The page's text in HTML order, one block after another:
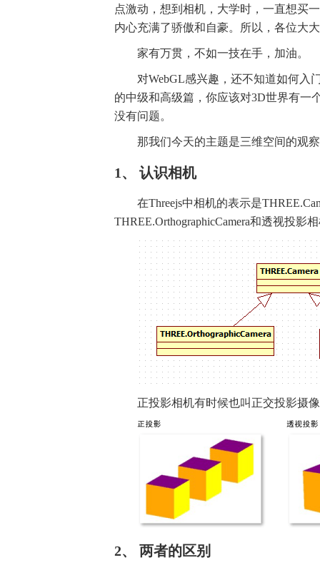
点激动，想到相机，大学时，一直想买
内心充满了骄傲和自豪。所以，各位大
家有万贯，不如一技在手，加油。
对WebGL感兴趣，还不知道如何入
的中级和高级篇，你应该对3D世界有一
没有问题。
那我们今天的主题是三维空间的观
1、 认识相机
在Threejs中相机的表示是
THREE.OrthographicCamera和透视投影
正投影相机有时候也叫正交投影摄
2、 两者的区别